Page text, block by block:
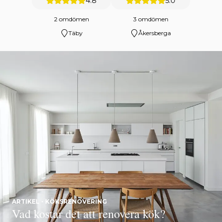
2 omdömen
Täby
3 omdömen
Åkersberga
ARTIKEL - KÖKSRENOVERING
Vad kostar det att renovera kök?